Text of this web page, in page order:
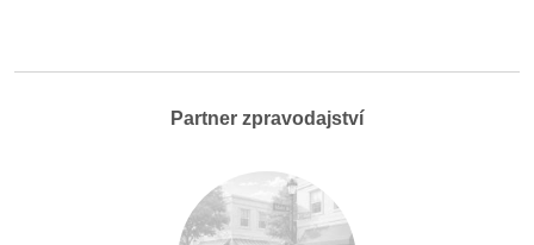
Partner zpravodajství